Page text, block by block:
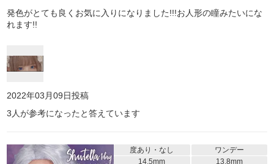
発色がとても良くお気に入りになりました!!!お人形の瞳みたいにな
れます!!
2022年03月09日投稿
3 人が参考になったと答えています
度あり・なし
ワンデー
14.5mm
13.8mm